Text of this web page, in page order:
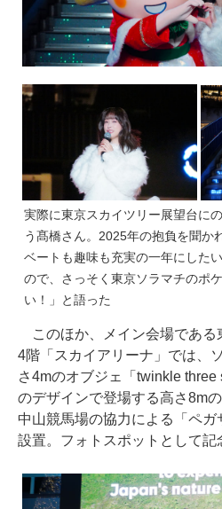
実際に東京スカイツリー展望台に
う髙橋さん。2025年の抱負を聞か
ベートも趣味も充実の一年にした
ので、さっそく東京ソラマチのポ
い！」と語った
このほか、メイン会場である
4階「スカイアリーナ」では、
さ4mのオブジェ「twinkle
のデザインで登場する高さ8m
中山競馬場の協力による「ペ
設置。フォトスポットとして記